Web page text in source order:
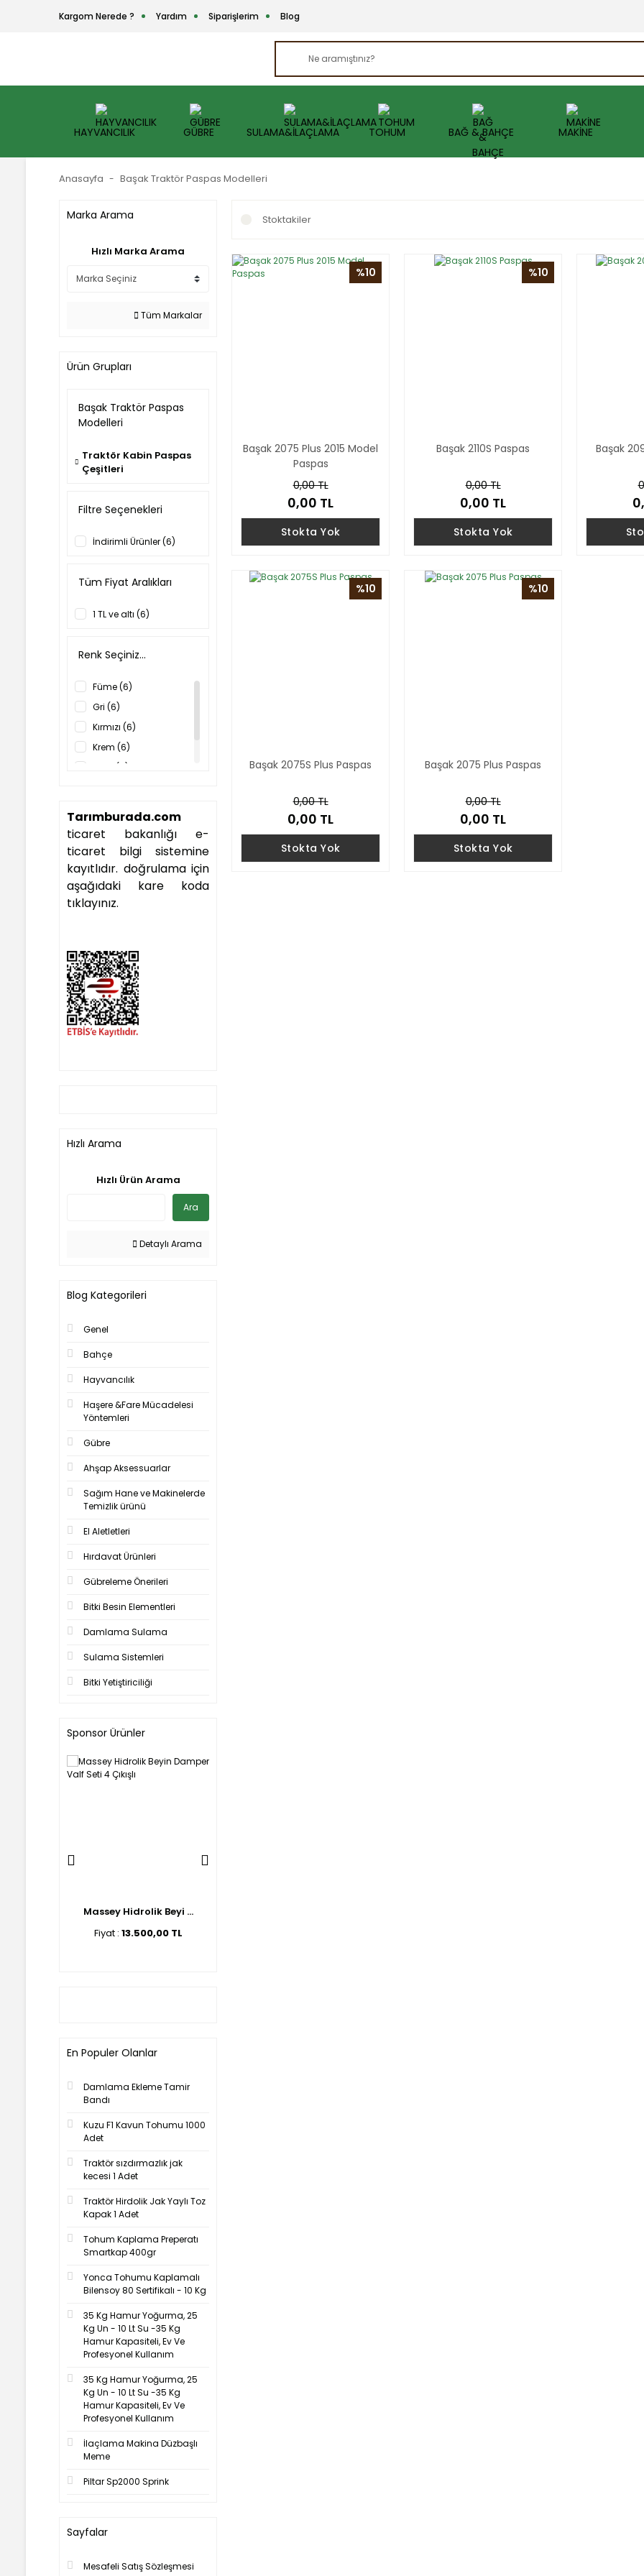
Kargom Nerede ? Yardım Siparişlerim Blog
HAYVANCILIK GÜBRE SULAMA&İLAÇLAMA TOHUM BAĞ & BAHÇE MAKİNE
Anasayfa Başak Traktör Paspas Modelleri
Marka Arama
Hızlı Marka Arama
Tüm Markalar
Ürün Grupları
Başak Traktör Paspas
Modelleri
Traktör Kabin Paspas
Çeşitleri
Filtre Seçenekleri
İndirimli Ürünler (6)
Tüm Fiyat Aralıkları
1 TL ve altı (6)
Renk Seçiniz...
Füme (6)
Gri (6)
Kırmızı (6)
Krem (6)
Mavi (6)
Tarımburada.com
ticaret bakanlığı e-
ticaret bilgi sistemine
kayıtlıdır. doğrulama için
aşağıdaki kare koda
tıklayınız.
Hızlı Arama
Hızlı Ürün Arama
Ara
Detaylı Arama
Blog Kategorileri
Genel
Bahçe
Hayvancılık
Haşere &Fare Mücadelesi
Yöntemleri
Gübre
Ahşap Aksessuarlar
Sağım Hane ve Makinelerde
Temizlik ürünü
El Aletletleri
Hırdavat Ürünleri
Gübreleme Önerileri
Bitki Besin Elementleri
Damlama Sulama
Sulama Sistemleri
Bitki Yetiştiriciliği
Sponsor Ürünler
Massey Hidrolik Beyi ...
Fiyat : 13.500,00 TL
En Populer Olanlar
Damlama Ekleme Tamir
Bandı
Kuzu F1 Kavun Tohumu 1000
Adet
Traktör sızdırmazlık jak
kecesi 1 Adet
Traktör Hirdolik Jak Yaylı Toz
Kapak 1 Adet
Tohum Kaplama Preperatı
Smartkap 400gr
Yonca Tohumu Kaplamalı
Bilensoy 80 Sertifikalı - 10 Kg
35 Kg Hamur Yoğurma, 25
Kg Un - 10 Lt Su -35 Kg
Hamur Kapasiteli, Ev Ve
Profesyonel Kullanım
35 Kg Hamur Yoğurma, 25
Kg Un - 10 Lt Su -35 Kg
Hamur Kapasiteli, Ev Ve
Profesyonel Kullanım
İlaçlama Makina Düzbaşlı
Meme
Piltar Sp2000 Sprink
Sayfalar
Mesafeli Satış Sözleşmesi
Stoktakiler
%10
Başak 2075 Plus 2015 Model
Paspas
0,00 TL
0,00 TL
Stokta Yok
%10
Başak 2110S Paspas
0,00 TL
0,00 TL
Stokta Yok
Başak
%10
Başak 2075S Plus Paspas
0,00 TL
0,00 TL
Stokta Yok
%10
Başak 2075 Plus Paspas
0,00 TL
0,00 TL
Stokta Yok